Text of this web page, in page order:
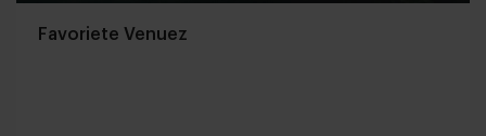
Favoriete Venuez